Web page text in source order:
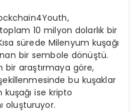
10 milyon dolarlık bir
sürede Milenyum kuşağı
bir sembole dönüştü.
araştırmaya göre,
bu kuşaklar
ise kripto
oluşturuyor.